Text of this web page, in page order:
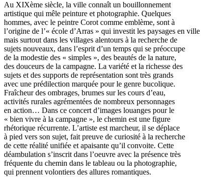
Au XIXème siècle, la ville connaît un bouillonnement
artistique qui mêle peinture et photographie. Quelques
hommes, avec le peintre Corot comme emblème, sont à
l’origine de l’« école d’Arras » qui investit les paysages en ville
mais surtout dans les villages alentours à la recherche de
sujets nouveaux, dans l’esprit d’un temps qui se préoccupe
de la modestie des « simples », des beautés de la nature,
des douceurs de la campagne. La variété et la richesse des
sujets et des supports de représentation sont très grands
avec une prédilection marquée pour le genre bucolique.
Fraîcheur des ombrages, brumes sur les cours d’eau,
activités rurales agrémentées de nombreux personnages
en action… Dans ce concert d’images louanges pour le
« bien vivre à la campagne », le chemin est une figure
rhétorique récurrente. L’artiste est marcheur, il se déplace
à pied vers son sujet, fait preuve de curiosité à la recherche
de cette réalité unifiée et apaisante qu’il convoite. Cette
déambulation s’inscrit dans l’oeuvre avec la présence très
fréquente du chemin dans le tableau ou la photographie,
qui prennent volontiers des allures romantiques.